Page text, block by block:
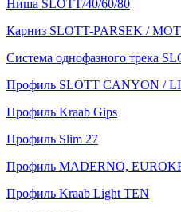
Ниша SLOTT/40/60/80
Карниз SLOTT-PARSEK /
Система однофазного трека
Профиль SLOTT CANYON /
Профиль Kraab Gips
Профиль Slim 27
Профиль MADERNO,
Профиль Kraab Light TEN